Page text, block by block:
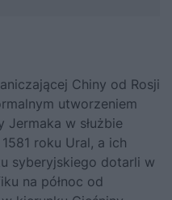
Chiny od Rosji
utworzeniem
Jermaka w służbie
roku Ural, a ich
syberyjskiego dotarli w
na północ od